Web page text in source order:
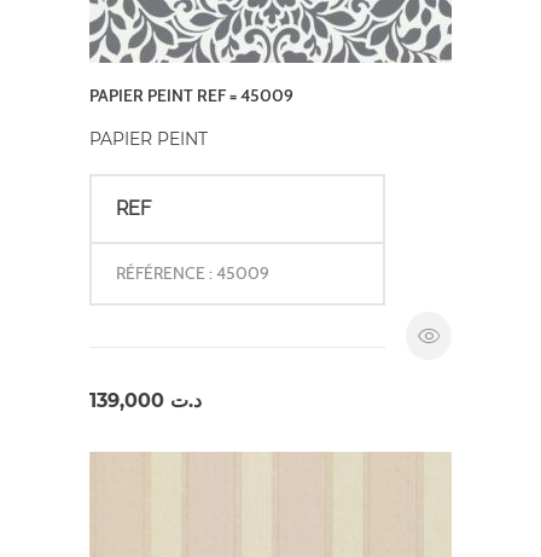
PAPIER PEINT REF = 45009
PAPIER PEINT
REF
RÉFÉRENCE : 45009
د.ت